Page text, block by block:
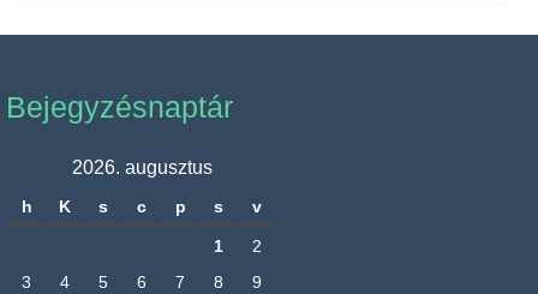
Bejegyzésnaptár
2026. augusztus
h K s c p s v
1
2
3
4 5 6 7 8
9